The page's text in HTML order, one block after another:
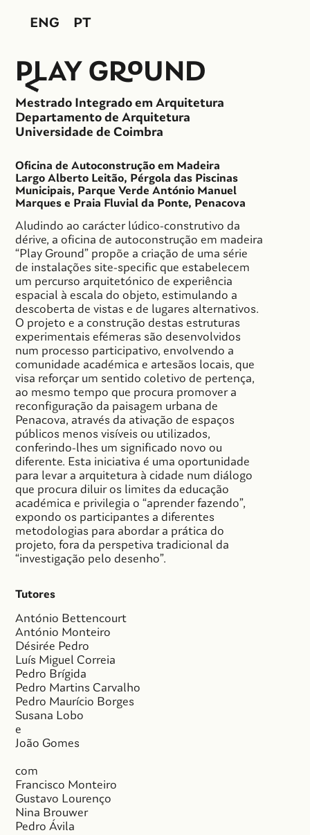
ENG PT
PLAY GROUND
Mestrado Integrado em Arquitetura
Departamento de Arquitetura
Universidade de Coimbra
Oficina de Autoconstrução em Madeira
Largo Alberto Leitão, Pérgola das Piscinas
Municipais, Parque Verde António Manuel
Marques e Praia Fluvial da Ponte, Penacova
Aludindo ao carácter lúdico-construtivo da
dérive, a oficina de autoconstrução em madeira
“Play Ground” propõe a criação de uma série
de instalações site-specific que estabelecem
um percurso arquitetónico de experiência
espacial à escala do objeto, estimulando a
descoberta de vistas e de lugares alternativos.
O projeto e a construção destas estruturas
experimentais efémeras são desenvolvidos
num processo participativo, envolvendo a
comunidade académica e artesãos locais, que
visa reforçar um sentido coletivo de pertença,
ao mesmo tempo que procura promover a
reconfiguração da paisagem urbana de
Penacova, através da ativação de espaços
públicos menos visíveis ou utilizados,
conferindo-lhes um significado novo ou
diferente. Esta iniciativa é uma oportunidade
para levar a arquitetura à cidade num diálogo
que procura diluir os limites da educação
académica e privilegia o “aprender fazendo”,
expondo os participantes a diferentes
metodologias para abordar a prática do
projeto, fora da perspetiva tradicional da
“investigação pelo desenho”.
Tutores
António Bettencourt
António Monteiro
Désirée Pedro
Luís Miguel Correia
Pedro Brígida
Pedro Martins Carvalho
Pedro Maurício Borges
Susana Lobo
e
João Gomes
com
Francisco Monteiro
Gustavo Lourenço
Nina Brouwer
Pedro Ávila